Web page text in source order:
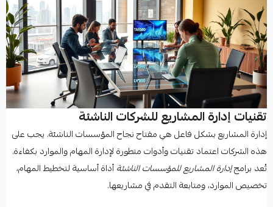
تقنيات إدارة المشاريع للشركات الناشئة
إدارة المشاريع بشكل فاعل هي مفتاح نجاح المؤسسات الناشئة. يجب على
هذه الشركات اعتماد تقنيات وأدوات متطورة لإدارة المهام والموارد بكفاءة.
تُعد برامجإدارة المشاريع للمؤسسات الناشئةأداة أساسية لتخطيط المهام،
تخصيص الموارد، ومتابعة التقدم في مشاريعها.